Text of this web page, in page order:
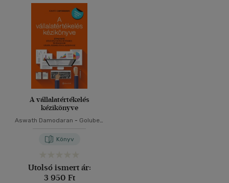
A vállalatértékelés
kézikönyve
Aswath Damodaran - Golubeff
Könyv
Utolsó ismert ár:
3 950 Ft